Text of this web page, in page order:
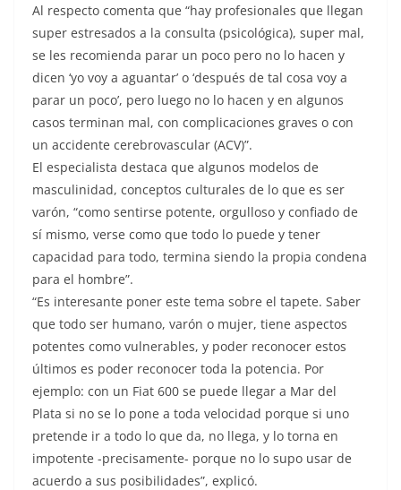
Al respecto comenta que “hay profesionales que llegan
super estresados a la consulta (psicológica), super mal,
se les recomienda parar un poco pero no lo hacen y
dicen ‘yo voy a aguantar’ o ‘después de tal cosa voy a
parar un poco’, pero luego no lo hacen y en algunos
casos terminan mal, con complicaciones graves o con
un accidente cerebrovascular (ACV)”.
El especialista destaca que algunos modelos de
masculinidad, conceptos culturales de lo que es ser
varón, “como sentirse potente, orgulloso y confiado de
sí mismo, verse como que todo lo puede y tener
capacidad para todo, termina siendo la propia condena
para el hombre”.
“Es interesante poner este tema sobre el tapete. Saber
que todo ser humano, varón o mujer, tiene aspectos
potentes como vulnerables, y poder reconocer estos
últimos es poder reconocer toda la potencia. Por
ejemplo: con un Fiat 600 se puede llegar a Mar del
Plata si no se lo pone a toda velocidad porque si uno
pretende ir a todo lo que da, no llega, y lo torna en
impotente -precisamente- porque no lo supo usar de
acuerdo a sus posibilidades”, explicó.